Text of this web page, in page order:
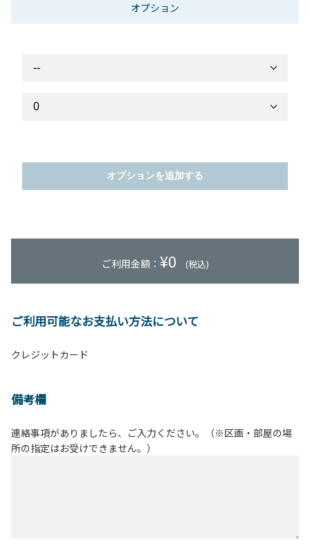
オプション
オプションを追加する
ご利用金額： ¥0 (税込)
ご利用可能なお支払い方法について
クレジットカード
備考欄
連絡事項がありましたら、ご入力ください。（※区画・部屋の場
所の指定はお受けできません。）